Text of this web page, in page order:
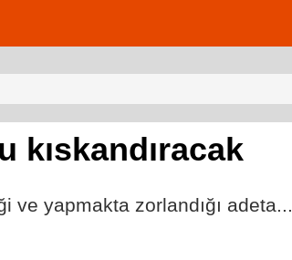
kıskandıracak
ve yapmakta zorlandığı adeta...